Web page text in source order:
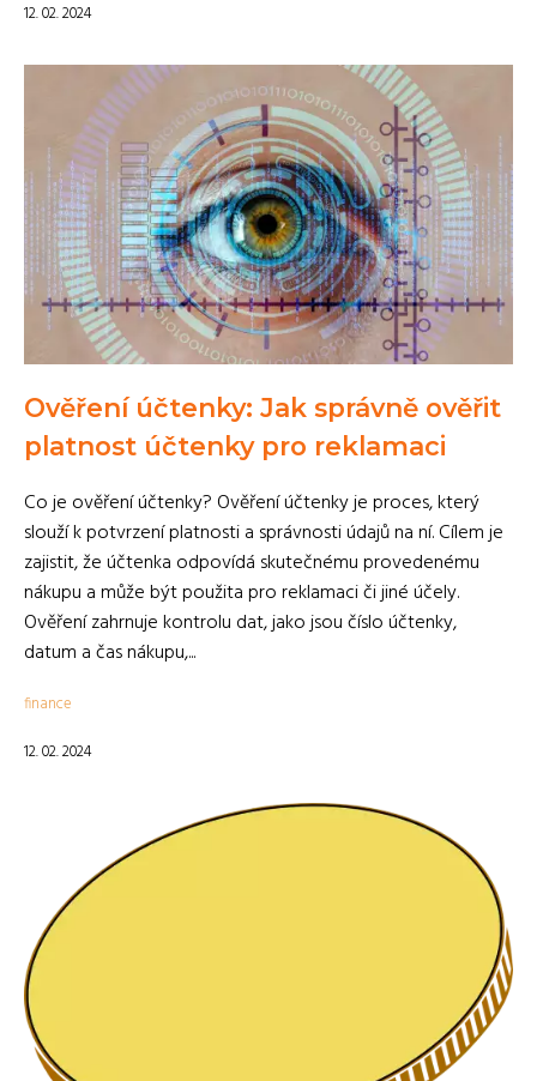
12. 02. 2024
Ověření účtenky: Jak správně ověřit
platnost účtenky pro reklamaci
Co je ověření účtenky? Ověření účtenky je proces, který
slouží k potvrzení platnosti a správnosti údajů na ní. Cílem je
zajistit, že účtenka odpovídá skutečnému provedenému
nákupu a může být použita pro reklamaci či jiné účely.
Ověření zahrnuje kontrolu dat, jako jsou číslo účtenky,
datum a čas nákupu,...
finance
12. 02. 2024